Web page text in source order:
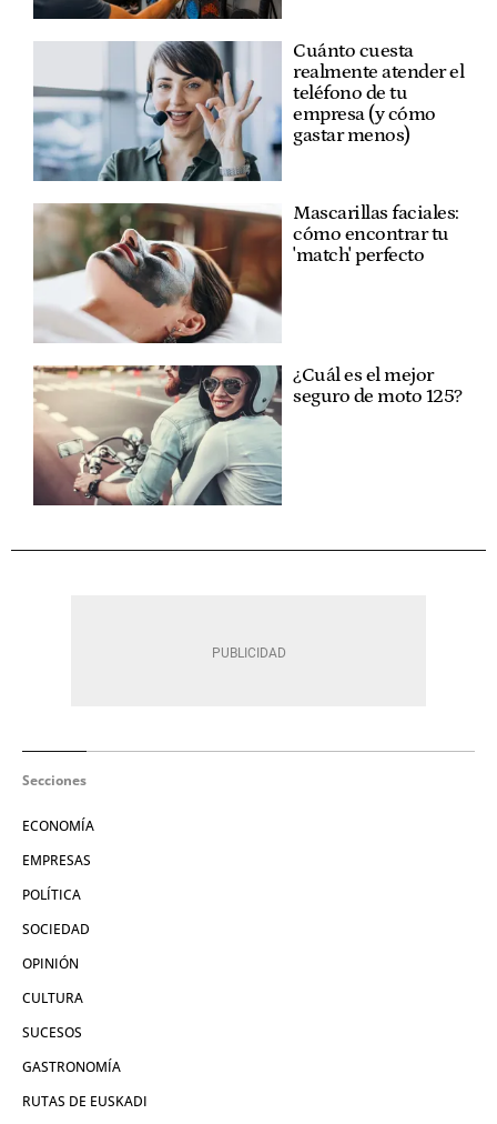
Cuánto cuesta
realmente atender el
teléfono de tu
empresa (y cómo
gastar menos)
Mascarillas faciales:
cómo encontrar tu
'match' perfecto
¿Cuál es el mejor
seguro de moto 125?
Secciones
ECONOMÍA
EMPRESAS
POLÍTICA
SOCIEDAD
OPINIÓN
CULTURA
SUCESOS
GASTRONOMÍA
RUTAS DE EUSKADI